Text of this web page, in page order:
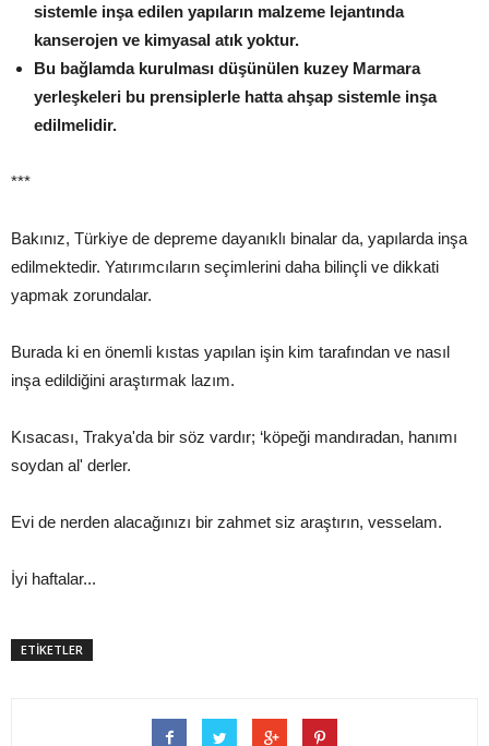
sistemle inşa edilen yapıların malzeme lejantında
kanserojen ve kimyasal atık yoktur.
Bu bağlamda kurulması düşünülen kuzey Marmara
yerleşkeleri bu prensiplerle hatta ahşap sistemle inşa
edilmelidir.
***
Bakınız, Türkiye de depreme dayanıklı binalar da, yapılarda inşa
edilmektedir. Yatırımcıların seçimlerini daha bilinçli ve dikkati
yapmak zorundalar.
Burada ki en önemli kıstas yapılan işin kim tarafından ve nasıl
inşa edildiğini araştırmak lazım.
Kısacası, Trakya'da bir söz vardır; ‘köpeği mandıradan, hanımı
soydan al' derler.
Evi de nerden alacağınızı bir zahmet siz araştırın, vesselam.
İyi haftalar...
ETİKETLER